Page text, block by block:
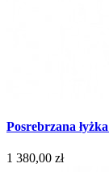
Posrebrzana
1 380,00 zł